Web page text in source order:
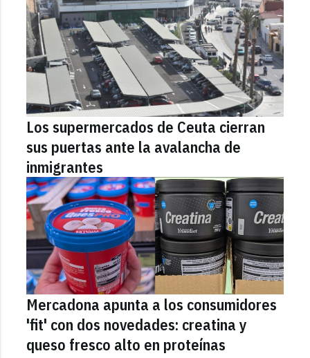
Los supermercados de Ceuta cierran
sus puertas ante la avalancha de
inmigrantes
Mercadona apunta a los consumidores
'fit' con dos novedades: creatina y
queso fresco alto en proteínas